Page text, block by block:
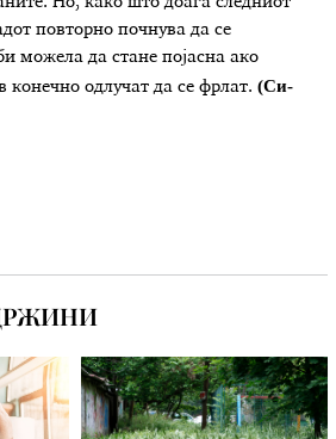
повторно почнува да се
можела да стане појасна ако
конечно одлучат да се фрлат. (Си-